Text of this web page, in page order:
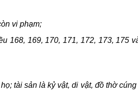
vi phạm;
168, 169, 170, 171, 172, 173, 175
tài sản là kỷ vật, di vật, đồ thờ